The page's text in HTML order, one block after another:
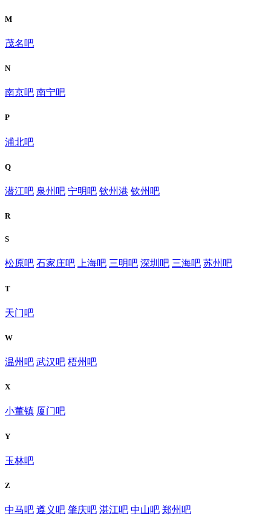
M
茂名吧
N
南京吧 南宁吧
P
浦北吧
Q
潜江吧 泉州吧 宁明吧 钦州港 钦州吧
R
S
松原吧 石家庄吧 上海吧 三明吧 深圳吧 三海吧 苏州吧
T
天门吧
W
温州吧 武汉吧 梧州吧
X
小董镇 厦门吧
Y
玉林吧
Z
中马吧 遵义吧 肇庆吧 湛江吧 中山吧 郑州吧